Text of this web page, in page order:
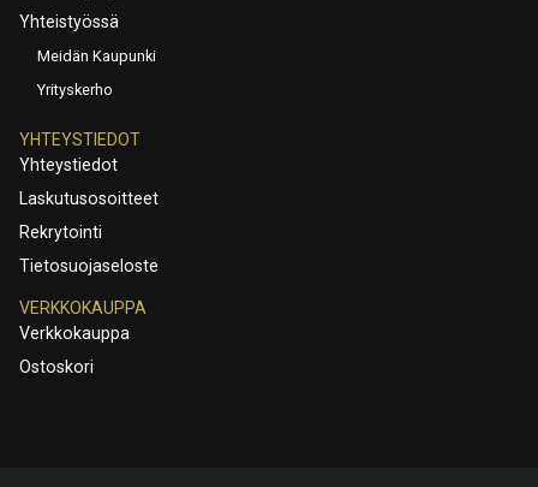
Yhteistyössä
Meidän Kaupunki
Yrityskerho
YHTEYSTIEDOT
Yhteystiedot
Laskutusosoitteet
Rekrytointi
Tietosuojaseloste
VERKKOKAUPPA
Verkkokauppa
Ostoskori